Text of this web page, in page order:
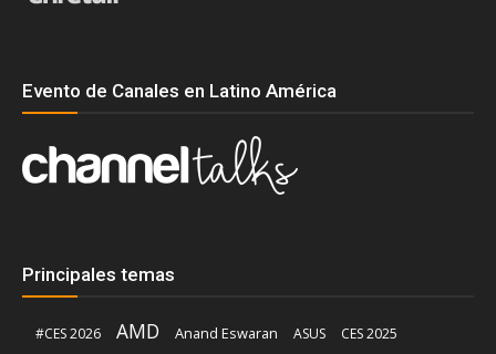
Evento de Canales en Latino América
Principales temas
#CES 2026 AMD Anand Eswaran ASUS
CES 2025